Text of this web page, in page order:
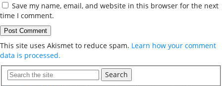
Save my name, email, and website in this browser for the next
time I comment.
This site uses Akismet to reduce spam. Learn how your comment
data is processed.
Search